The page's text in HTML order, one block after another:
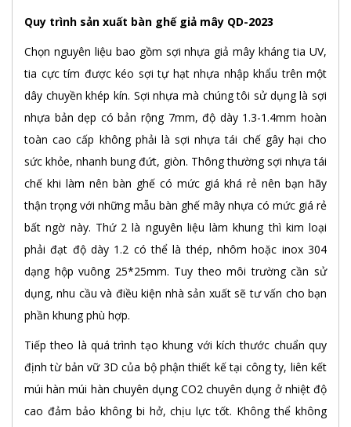
Quy trình sản xuất bàn ghế giả mây QD-2023
Chọn nguyên liệu bao gồm sợi nhựa giả mây kháng tia UV,
tia cực tím được kéo sợi tự hạt nhựa nhập khẩu trên một
dây chuyền khép kín. Sợi nhựa mà chúng tôi sử dụng là sợi
nhựa bản dẹp có bản rộng 7mm, độ dày 1.3-1.4mm hoàn
toàn cao cấp không phải là sợi nhựa tái chế gây hại cho
sức khỏe, nhanh bung đứt, giòn. Thông thường sợi nhựa tái
chế khi làm nên bàn ghế có mức giá khá rẻ nên bạn hãy
thận trọng với những mẫu bàn ghế mây nhựa có mức giá rẻ
bất ngờ này. Thứ 2 là nguyên liệu làm khung thì kim loại
phải đạt độ dày 1.2 có thể là thép, nhôm hoặc inox 304
dạng hộp vuông 25*25mm. Tuy theo môi trường cần sử
dụng, nhu cầu và điều kiện nhà sản xuất sẽ tư vấn cho bạn
phần khung phù hợp.
Tiếp theo là quá trình tạo khung với kích thước chuẩn quy
định từ bản vữ 3D của bộ phận thiết kế tại công ty, liên kết
múi hàn múi hàn chuyên dụng CO2 chuyên dụng ở nhiệt độ
cao đảm bảo không bi hở, chịu lực tốt. Không thể không